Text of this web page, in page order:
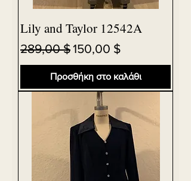
Lily and Taylor 12542A
Κανονική τιμή
289,00 $Τιμή Έκπτωσης
150,00 $
Προσθήκη στο καλάθι